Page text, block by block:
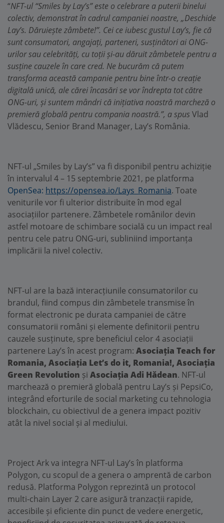
“NFT-ul “Smiles by Lay’s” este o celebrare a puterii binelui
colectiv, demonstrat în cadrul campaniei noastre, „Deschide
Lay’s. Dăruiește zâmbete!”. Cei ce iubesc gustul Lay’s, fie că
sunt consumatori, angajați, parteneri, susținători ai ONG-
urilor sau celebrități, cu toții și-au dăruit zâmbetele pentru a
susține cauzele în care cred. Ne bucurăm că putem
transforma această campanie pentru bine într-o creație
digitală unică, ale cărei încasări se vor îndrepta tot către
ONG-uri, și suntem mândri că inițiativa noastră marcheză o
premieră globală pentru compania noastră.”, a spus Vlad
Vlădescu, Senior Brand Manager, Lay’s România.
NFT-ul „Smiles by Lay’s” va fi disponibil pentru achiziție
în intervalul 4 – 15 septembrie 2021, pe platforma
OpenSea: https://opensea.io/Lays_Romania. Toate
veniturile vor fi ulterior distribuite în mod egal
asociațiilor partenere. Zâmbetele românilor devin
astfel motoare de schimbare socială cu un impact real
pentru cele patru ONG-uri, subliniind importanța
implicării la nivel colectiv.
NFT-ul are la bază interacțiunile consumatorilor cu
brandul, fiind compus din zâmbetele transmise în
format electronic pe durata campaniei de către
consumatorii români și elemente definitorii pentru
cauzele susținute, spre beneficiul celor 4 asociații
partenere Lay’s în acest program: Asociația Teach for
Romania, Asociația Let’s do it, Romania!, Asociația
Green Revolution și Asociația Adi Hădean. NFT-ul
marchează o premieră globală pentru Lay’s și PepsiCo,
integrând eforturile de social marketing cu tehnologia
blockchain, cu obiectivul de a genera impact pozitiv
atât la nivel social și al mediului.
Project Ark va integra NFT-ul Lay’s în platforma
Polygon, cu scopul de a genera o amprentă de carbon
redusă. Platforma Polygon reprezintă un protocol
multi-chain Layer 2 care asigură tranzacții rapide,
accesibile și eficiente din punct de vedere energetic,